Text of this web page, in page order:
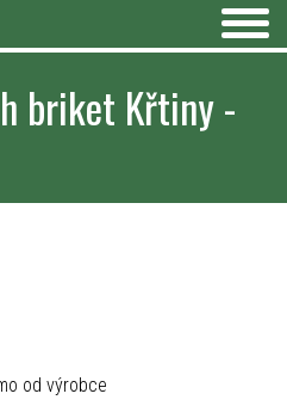
briket Křtiny -
od výrobce